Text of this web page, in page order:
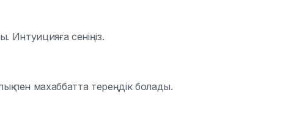
Интуицияға сеніңіз.
пен махаббатта тереңдік болады.